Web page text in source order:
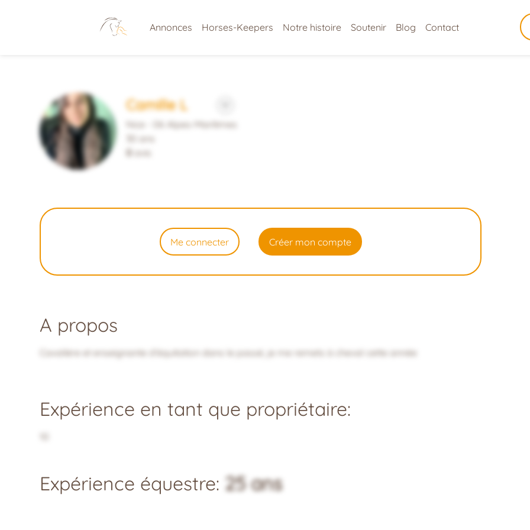
Annonces Horses-Keepers Notre histoire Soutenir Blog Contact
Camille L
Nice - 06 Alpes-Maritimes
30 ans
0 avis
Me connecter Créer mon compte
A propos
Cavalière et enseignante d’équitation dans le passé, je me remets à cheval cette année
Expérience en tant que propriétaire:
Expérience équestre: 25 ans